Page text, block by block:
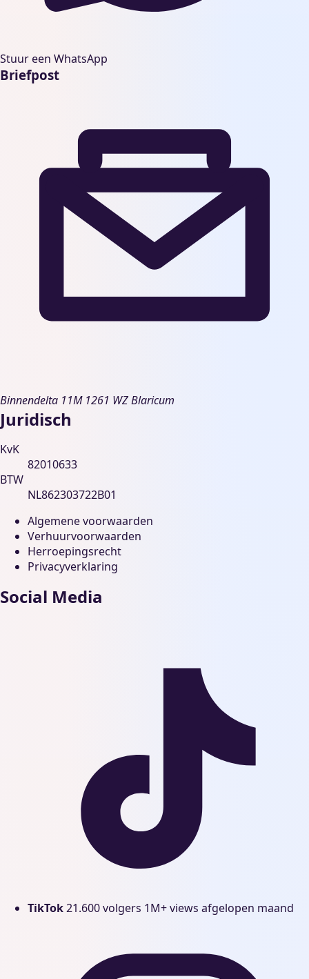
Stuur een WhatsApp
Briefpost
Binnendelta 11M 1261 WZ Blaricum
Juridisch
KvK
82010633
BTW
NL862303722B01
Algemene voorwaarden
Verhuurvoorwaarden
Herroepingsrecht
Privacyverklaring
Social Media
TikTok21.600 volgers 1M+ views afgelopen maand